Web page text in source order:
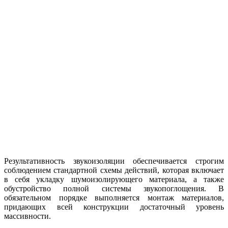
Результативность звукоизоляции обеспечивается строгим
соблюдением стандартной схемы действий, которая включает
в себя укладку шумоизолирующего материала, а также
обустройство полной системы звукопоглощения. В
обязательном порядке выполняется монтаж материалов,
придающих всей конструкции достаточный уровень
массивности.